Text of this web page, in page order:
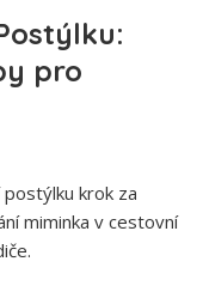
pro
krok za
miminka v cestovní